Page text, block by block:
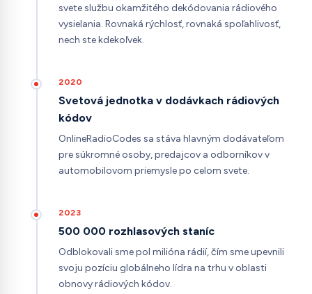
svete službu okamžitého dekódovania rádiového
vysielania. Rovnaká rýchlosť, rovnaká spoľahlivosť,
nech ste kdekoľvek.
2020
Svetová jednotka v dodávkach rádiových
kódov
OnlineRadioCodes sa stáva hlavným dodávateľom
pre súkromné osoby, predajcov a odborníkov v
automobilovom priemysle po celom svete.
2023
500 000 rozhlasových staníc
Odblokovali sme pol milióna rádií, čím sme upevnili
svoju pozíciu globálneho lídra na trhu v oblasti
obnovy rádiových kódov.